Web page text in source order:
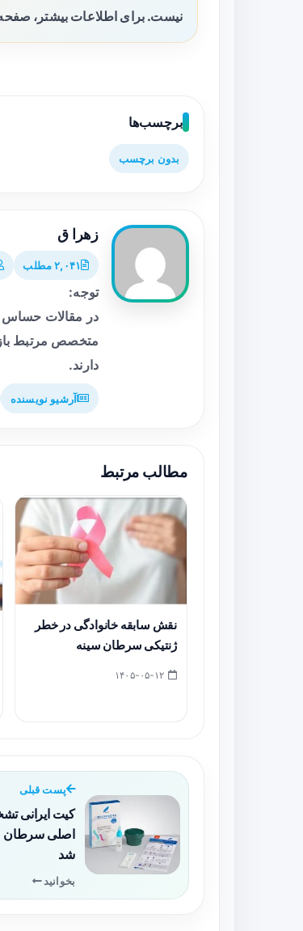
نیست. برای اطلاعات بیشتر،
برچسب‌ها
بدون برچسب
زهرا ق
۲,۰۴۱ مطلب
توجه:
در مقالات حساس
متخصص مرتبط
دارند.
آرشیو نویسنده
مطالب مرتبط
نقش سابقه خانوادگی در خطر
ژنتیکی سرطان سینه
پست قبلی
کیت ایرانی
اصلی سرطان
شد
بخوانید